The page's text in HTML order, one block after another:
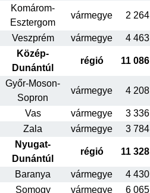
Komárom-
Esztergom
vármegye 2 264
Veszprém vármegye 4 463
Közép-
Dunántúl
régió 11 086
Győr-Moson-
Sopron
vármegye 4 208
Vas vármegye 3 336
Zala
vármegye 3 784
Nyugat-
Dunántúl
régió 11 328
Baranya vármegye 4 430
Somogy
vármegye 6 065